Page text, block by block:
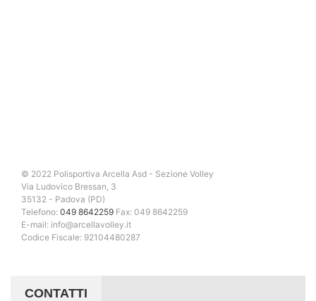
© 2022 Polisportiva Arcella Asd - Sezione Volley
Via Ludovico Bressan, 3
35132 - Padova (PD)
Telefono: 049 8642259 Fax: 049 8642259
E-mail: info@arcellavolley.it
Codice Fiscale: 92104480287
CONTATTI